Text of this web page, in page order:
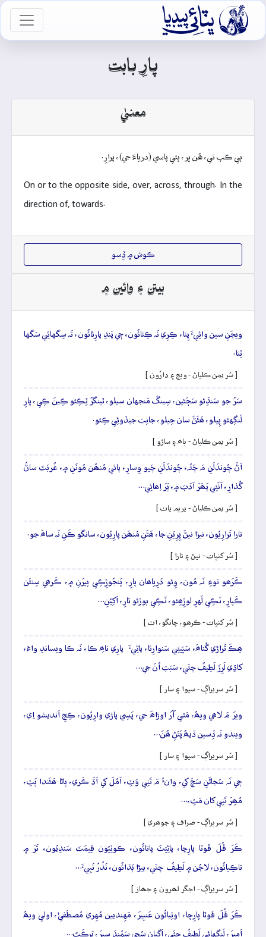

پارِ بابت
معنيٰ
ٻي ڪپ تي، هُن ڀر، ٻئي پاسي (درياءَ جي)، پرارِ.
On or to the opposite side, over, across, through. In the
direction of, towards.
ڪوش ۾ ڏِسو
بيتن ۽ وائين ۾
ويڄَنِ سين وائِيءَ پِئا، ڪِرِي نَہ ڪِئائُون، جٖي پَندِ پارِئائُون، تَہ سِگهائِي سَگها
ٿِئا.
[ سُر يمن ڪلياڻ - ويڄ ۽ دارُون ]
سَرُ جو سَنڌِئو سَڄَڻين، سِينڱ مَنجهان سيلو، ٽينگرُ ٽِڪِئو ڪِينَ ڪِي، پارِ
لَنگِهئو پِيلو، ھَڻَڻَ سان حِيلو، جانِبَ جيڏوئِي ڪِئو.
[ سُر يمن ڪلياڻ - باھ ۽ ساڙو ]
اَڻَ چُوندَلَنِ مَ چَئُہ، چُوندَلَنِ چَيو وِسارِ، پائي مُنھُن مُونَنِ ۾، غُربَتَ ساڻُ
گُذارِ، اَٺَئِي پَھَرَ اَدَبَ ۾، پَرَ اِھائِي…
[ سُر يمن ڪلياڻ - پريم پاٺ ]
تارا تَرارِيُون، نيزا نيڻَ پِرِيَنِ جا، ھَڻَنِ مُنھَن پارِيُون، سانگو ڪَنِ نَہ ساھَ جو.
[ سُر کنڀات - نيڻ ۽ تارا ]
ڪَرَھو توءِ نَہ مُون، وِئو دَرِياھان پارِ، پَنجُوڙِڪِي پيرَنِ ۾، ڪَرھي سِنئَن
ڪَپارِ، نَڪِي لَهرِ لوڙِھِئو، نَڪِي ٻوڙئو تارِ، اَکِيُنِ…
[ سُر کنڀات - ڪرھو، چانگو، اٺ ]
ھِڪَ تُراڙي گُناھَ، سَڀَيئِي سَنوارِئا، پاڻِيءَ پارِي ناھِ ڪا، نَہ ڪا ويساندِ واءَ،
کاڌِي لَرِزَ لَطِيفُ چئَي، سَبَبَ اُنَ جي…
[ سُر سريراڳ - سيوا ۽ سار ]
ويرَ مَ لاھي ويھُ، مَٿي آرَ اوڙاھَ جي، پَسِي پاڙي وارِيُون، ڪِجِ اَنديشو اِي،
ويندو نَہ ڏِسين ڏيھُ پَتَڻِ ھُنَ…
[ سُر سريراڳ - سيوا ۽ سار ]
جٖي نَہ سُڃاڻَنِ سَچَ کي، وانءُ مَ تَنِي وَٽِ، اَمُلَ کي اَڌَ ڪَري، پاڻا ھَڻَندا پَٽِ،
مُھِرَ تَنِي کان مَٽِ،…
[ سُر سريراڳ - صراف ۽ جوھري ]
ڪَرَ ڦُلَ ڦوٽا پارِچا، پاڻِيَٺَ پاتائُون، ڪوٺِيُون قِيمَتَ سَندِيُون، تَرَ ۾
تاڪِيائُون، لاڄُن ۾ لَطِيفُ چئَي، ٻيڙا ٻَڌائُون، نَذُرُ نَبِيءَ…
[ سُر سريراڳ - اجگر لھرون ۽ جھاز ]
ڪَرَ ڦُلَ ڦوٽا پارِچا، اوتِيائُون عَنبِيرَ، مَهِنديين مُهِري مُصطَفيٰ، اولي ويھُ
اَمِيرَ، لَنگهائي لَطِيفُ چئَي، اَڳِيان سُڄي سَمُنڊَ سِيرَ، بَرِڪَتَ…